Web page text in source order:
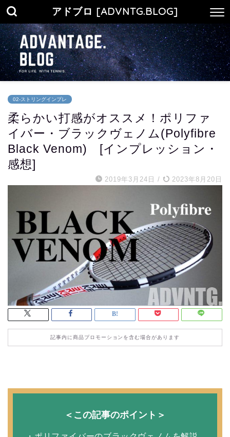
アドブロ [ADVNTG.BLOG]
02-ストリングインプレ
柔らかい打感がオススメ！ポリファ
イバー・ブラックヴェノム(Polyfibre
Black Venom) [インプレッション・
感想]
2019年3月24日 / 2023年8月20日
記事内に商品プロモーションを含む場合があります
＜この記事のポイント＞